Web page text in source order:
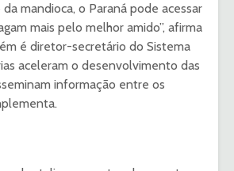
mandioca, o Paraná pode acessar
mais pelo melhor amido”, afirma
é diretor-secretário do Sistema
aceleram o desenvolvimento das
informação entre os